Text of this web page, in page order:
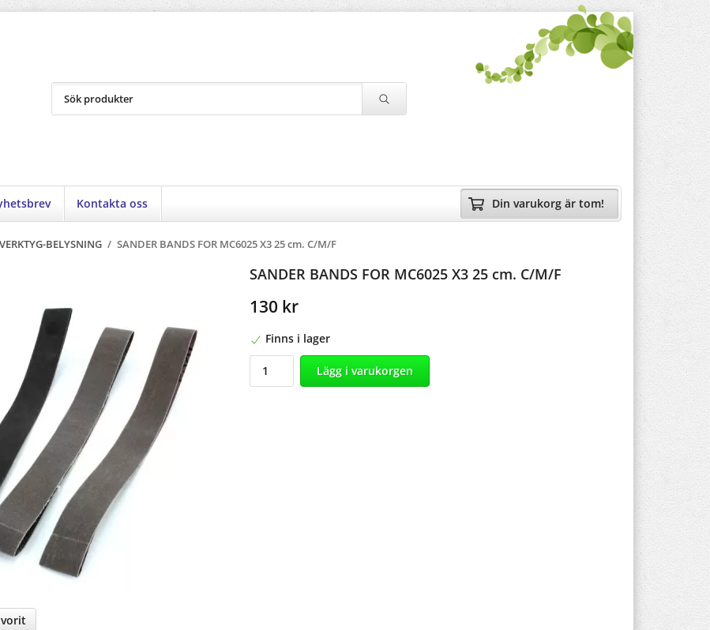
Kontakta oss Din varukorg är tom!
BELYSNING / SANDER BANDS FOR MC6025 X3 25 cm. C/M/F
SANDER BANDS FOR MC6025 X3 25 cm. C/M/F
130 kr
Finns i lager
Lägg i varukorgen